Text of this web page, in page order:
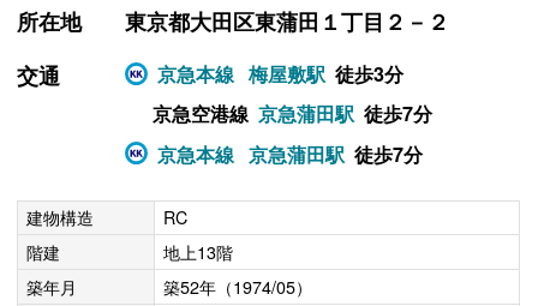
所在地
東京都大田区東蒲田１丁目２－２
交通
京急本線 梅屋敷駅 徒歩3分
京急空港線 京急蒲田駅 徒歩7分
京急本線 京急蒲田駅 徒歩7分
建物構造
RC
階建
地上13階
築年月
築52年（1974/05）